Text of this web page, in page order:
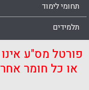
תחומי לימוד
תלמידים
פורטל מס"ע
או כל חומר